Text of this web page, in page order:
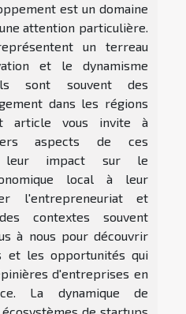
est un domaine
attention particulière.
un terreau
et le dynamisme
sont souvent des
dans les régions
article vous invite à
aspects de ces
leur impact sur le
local à leur
l'entrepreneuriat et
contextes souvent
à nous pour découvrir
et les opportunités qui
d'entreprises en
La dynamique de